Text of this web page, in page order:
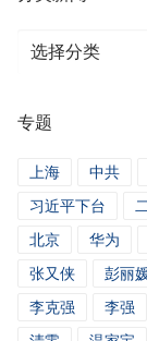
分
闻
专题
上海 中共
习近平下台
北京
华为
张又侠
彭丽
李克强
李强